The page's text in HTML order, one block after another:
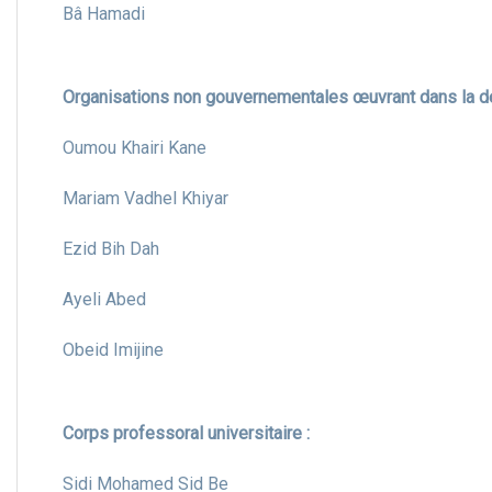
Bâ Hamadi
Organisations non gouvernementales œuvrant dans la
Oumou Khairi Kane
Mariam Vadhel Khiyar
Ezid Bih Dah
Ayeli Abed
Obeid Imijine
Corps professoral universitaire :
Sidi Mohamed Sid Be